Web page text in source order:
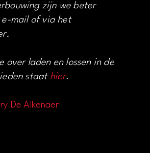
zijn we beter
mail of via het
over laden en lossen in de
staat hier.
De Alkenaer